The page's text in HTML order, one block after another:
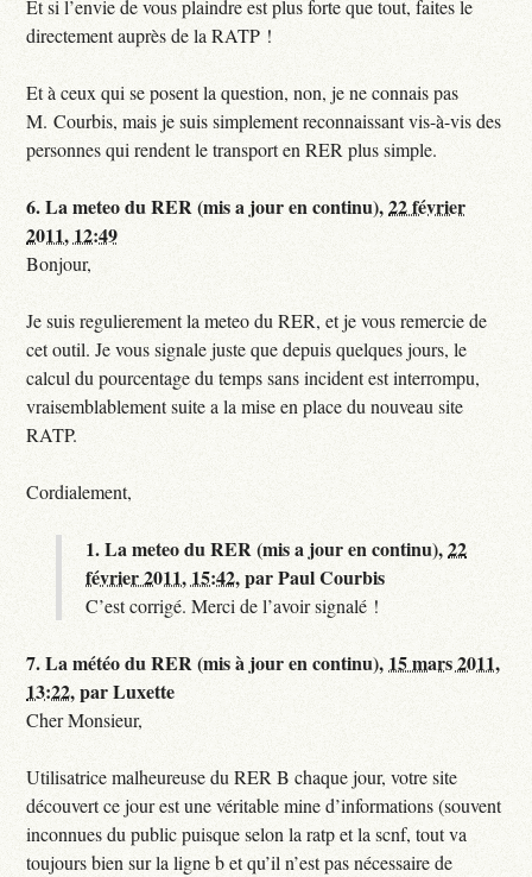
Et si l’envie de vous plaindre est plus forte que tout, faites le
directement auprès de la RATP !
Et à ceux qui se posent la question, non, je ne connais pas
M. Courbis, mais je suis simplement reconnaissant vis-à-vis des
personnes qui rendent le transport en RER plus simple.
6.La meteo du RER (mis a jour en continu),22 février
2011, 12:49
Bonjour,
Je suis regulierement la meteo du RER, et je vous remercie de
cet outil. Je vous signale juste que depuis quelques jours, le
calcul du pourcentage du temps sans incident est interrompu,
vraisemblablement suite a la mise en place du nouveau site
RATP.
Cordialement,
1.La meteo du RER (mis a jour en continu),22
février 2011, 15:42,parPaul Courbis
C’est corrigé. Merci de l’avoir signalé !
7.La météo du RER (mis à jour en continu), 15 mars 2011,
13:22,parLuxette
Cher Monsieur,
Utilisatrice malheureuse du RER B chaque jour, votre site
découvert ce jour est une véritable mine d’informations (souvent
inconnues du public puisque selon la ratp et la scnf, tout va
toujours bien sur la ligne b et qu’il n’est pas nécessaire de